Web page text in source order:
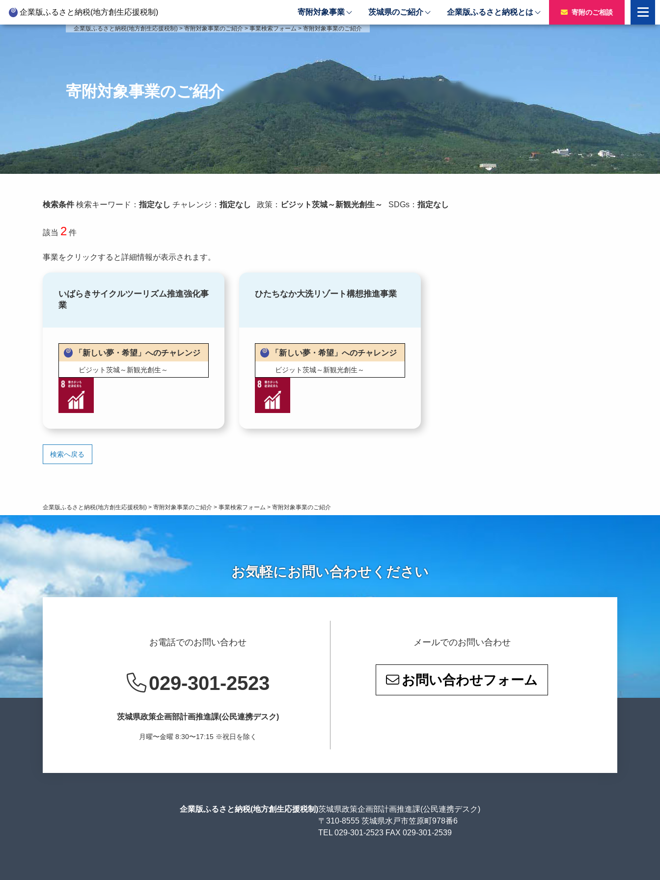
企業版ふるさと納税(地方創生応援税制) 寄附対象事業 茨城県のご紹介 企業版ふるさと納税とは 寄附のご相談
企業版ふるさと納税とは 寄附対象事業のご紹介
新しい安心安全を推進する事業
新しい人財育成を推進する事業
新しい夢・希望を推進する事業
事業検索フォーム
茨城県のご紹介
レンジ
寄附をいただいた企業様
令和3年度寄附企業一覧
令和2年度寄附企業一覧
企業版ふるさと納税(地方創生応援税制)>寄附対象事業のご紹介>事業検索フォーム>寄附対象事業のご紹介
寄附対象事業のご紹介
検索条件検索キーワード： 指定なし チャレンジ： 指定なし 政策： ビジット茨城～新観光創生～ SDGs： 指定なし
該当 2 件
事業をクリックすると詳細情報が表示されます。
いばらきサイクルツーリズム推進強化事
業
「新しい夢・希望」へのチャレンジ
ビジット茨城～新観光創生～
ひたちなか大洗リゾート構想推進事業
「新しい夢・希望」へのチャレンジ
ビジット茨城～新観光創生～
検索へ戻る
企業版ふるさと納税(地方創生応援税制) > 寄附対象事業のご紹介 > 事業検索フォーム > 寄附対象事業のご紹介
お気軽にお問い合わせください
お電話でのお問い合わせ
029-301-2523
茨城県政策企画部計画推進課(公民連携デスク)
月曜〜金曜 8:30〜17:15 ※祝日を除く
メールでのお問い合わせ
お問い合わせフォーム
企業版ふるさと納税(地方創生応援税制)茨城県政策企画部計画推進課(公民連携デスク)
〒310-8555 茨城県水戸市笠原町978番6
TEL 029-301-2523 FAX 029-301-2539